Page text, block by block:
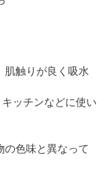
肌触りが良く吸水
ッチンなどに使い
色味と異なって